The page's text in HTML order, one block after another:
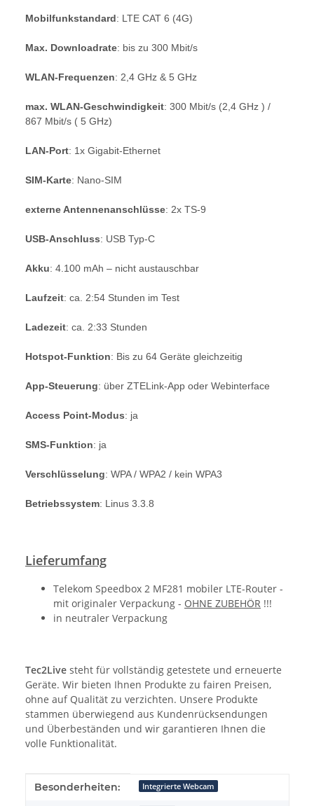
Mobilfunkstandard: LTE CAT 6 (4G)
Max. Downloadrate: bis zu 300 Mbit/s
WLAN-Frequenzen: 2,4 GHz & 5 GHz
max. WLAN-Geschwindigkeit: 300 Mbit/s (2,4 GHz ) /
867 Mbit/s ( 5 GHz)
LAN-Port: 1x Gigabit-Ethernet
SIM-Karte: Nano-SIM
externe Antennenanschlüsse: 2x TS-9
USB-Anschluss: USB Typ-C
Akku: 4.100 mAh – nicht austauschbar
Laufzeit: ca. 2:54 Stunden im Test
Ladezeit: ca. 2:33 Stunden
Hotspot-Funktion: Bis zu 64 Geräte gleichzeitig
App-Steuerung: über ZTELink-App oder Webinterface
Access Point-Modus: ja
SMS-Funktion: ja
Verschlüsselung: WPA / WPA2 / kein WPA3
Betriebssystem: Linus 3.3.8
Lieferumfang
Telekom Speedbox 2 MF281 mobiler LTE-Router -
mit originaler Verpackung - OHNE ZUBEHÖR !!!
in neutraler Verpackung
Tec2Live steht für vollständig getestete und erneuerte
Geräte. Wir bieten Ihnen Produkte zu fairen Preisen,
ohne auf Qualität zu verzichten. Unsere Produkte
stammen überwiegend aus Kundenrücksendungen
und Überbeständen und wir garantieren Ihnen die
volle Funktionalität.
Produkteigenschaft
Wert
Besonderheiten: Integrierte Webcam